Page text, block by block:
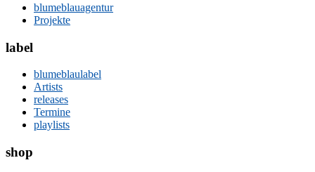
blumeblauagentur
Projekte
label
blumeblaulabel
Artists
releases
Termine
playlists
shop